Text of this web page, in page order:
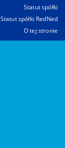
Statut spółki
Statut spółki RedNed
O tej stronie